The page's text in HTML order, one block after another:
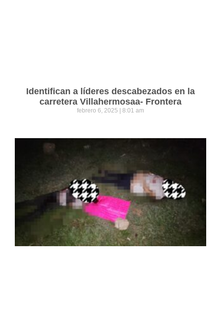
Identifican a líderes descabezados en la
carretera Villahermosaa- Frontera
febrero 6, 2025 8:01 am